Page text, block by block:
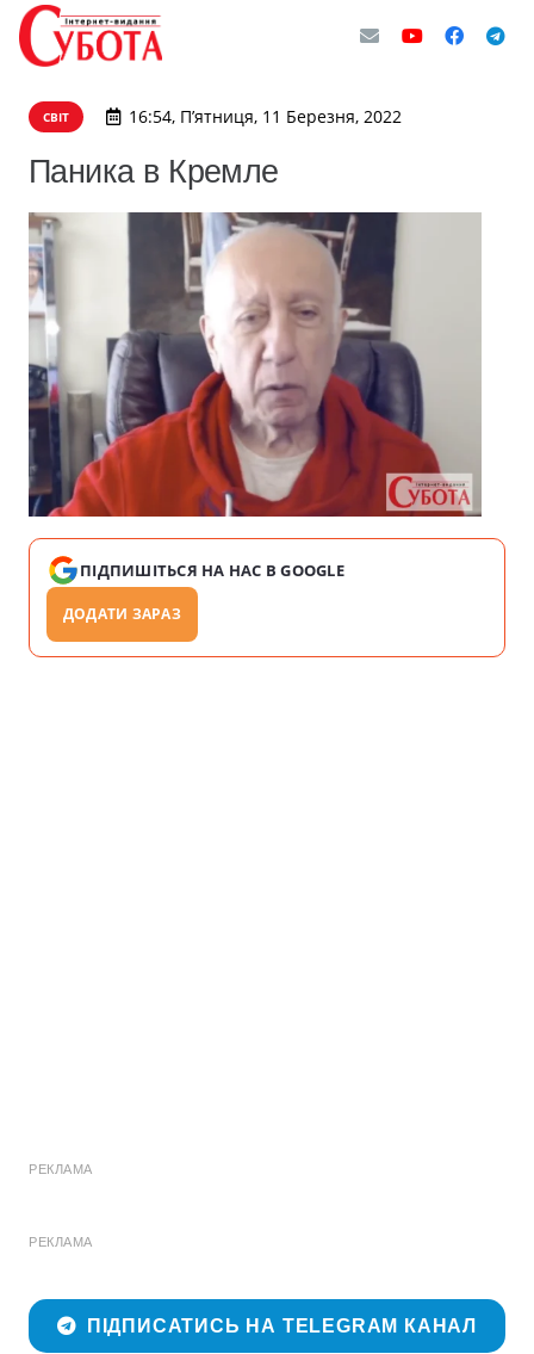
СВІТ 16:54, П’ятниця, 11 Березня, 2022
Паника в Кремле
ПІДПИШІТЬСЯ НА НАС В GOOGLE
ДОДАТИ ЗАРАЗ
РЕКЛАМА
РЕКЛАМА
ПІДПИСАТИСЬ НА TELEGRAM КАНАЛ